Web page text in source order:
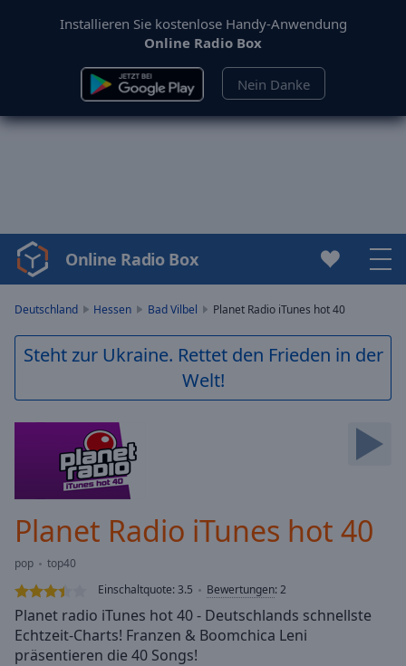
Installieren Sie kostenlose Handy-Anwendung
Online Radio Box
Nein Danke
Video
Player
Play
Video
Skip
Loaded:
0.00%
Stream
TypeLIVE
Seek to
Online Radio Box
Deutschland Hessen Bad Vilbel Planet Radio iTunes hot 40
Steht zur Ukraine. Rettet den Frieden in der
Welt!
Planet Radio iTunes hot 40
pop
top40
Einschaltquote:3.5 Bewertungen:2
Planet radio iTunes hot 40 - Deutschlands schnellste
Echtzeit-Charts! Franzen & Boomchica Leni
präsentieren die 40 Songs!